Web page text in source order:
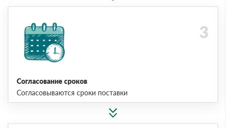
Согласование сроков
Согласовываются сроки поставки